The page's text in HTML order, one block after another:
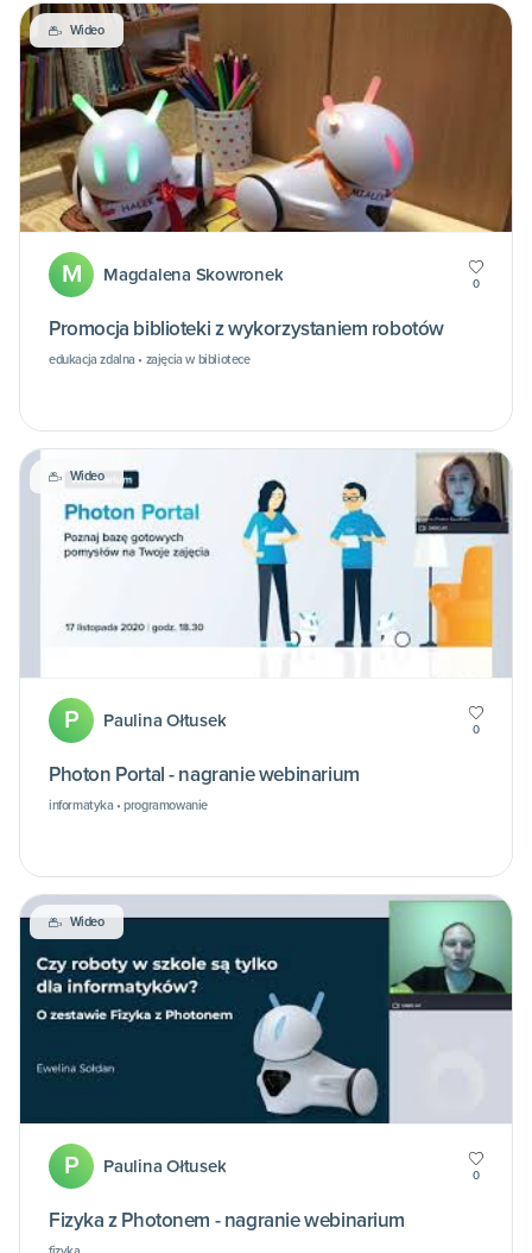
Wideo
M Magdalena Skowronek 0
Promocja biblioteki z wykorzystaniem robotów
edukacja zdalna • zajęcia w bibliotece
Wideo
P Paulina Ołtusek 0
Photon Portal - nagranie webinarium
informatyka • programowanie
Wideo
P Paulina Ołtusek 0
Fizyka z Photonem - nagranie webinarium